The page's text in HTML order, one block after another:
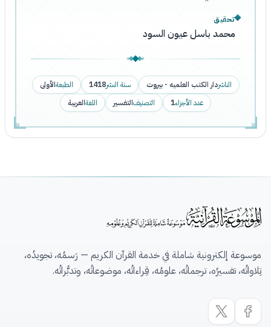
تحقيق
محمد باسل عيون السود
الناشردار الكتب العلميه - بيروت سنة النشر1418 الطبعةالأولى
عدد الأجزاء1 التصنيفالتفسير اللغةالعربية
موسوعة إلكترونية شاملة في خدمة القرآن الكريم — رَسمُه، تجويدُه،
تِلاواتُه، تفسيرُه، ترجماتُه، علومُه، قِراءاتُه، موضوعاتُه، وتدبُّراتُه.